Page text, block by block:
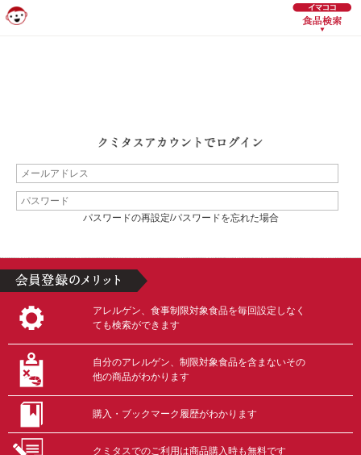
パスワードの再設定/パスワードを忘れた場合
アレルゲン、食事制限対象食品を毎回設定しなく
ても検索ができます
自分のアレルゲン、制限対象食品を含まないその
他の商品がわかります
購入・ブックマーク履歴がわかります
クミタスでのご利用は商品購入時も無料です